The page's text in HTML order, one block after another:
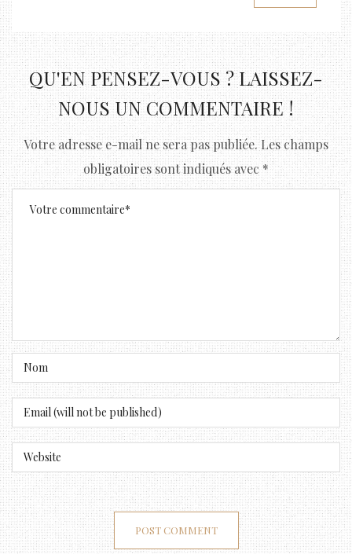
QU'EN PENSEZ-VOUS ? LAISSEZ-
NOUS UN COMMENTAIRE !
Votre adresse e-mail ne sera pas publiée. Les champs
obligatoires sont indiqués avec *